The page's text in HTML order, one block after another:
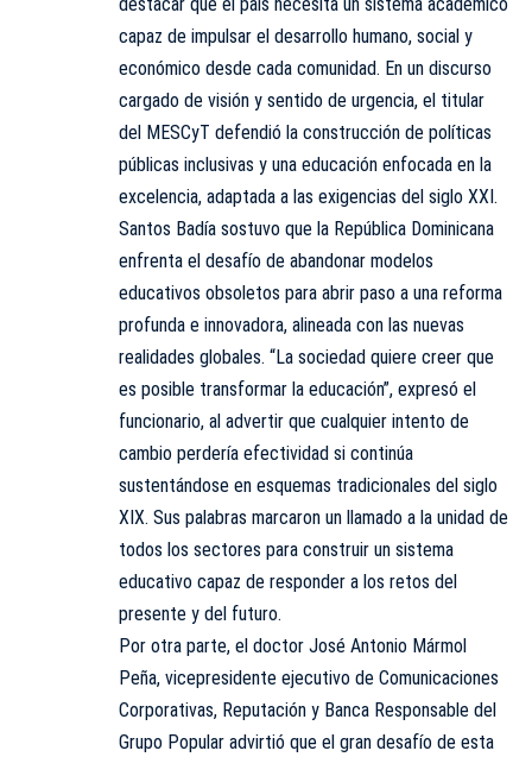
capaz de impulsar el desarrollo humano, social y
económico desde cada comunidad. En un discurso
cargado de visión y sentido de urgencia, el titular
del MESCyT defendió la construcción de políticas
públicas inclusivas y una educación enfocada en la
excelencia, adaptada a las exigencias del siglo XXI.
Santos Badía sostuvo que la República Dominicana
enfrenta el desafío de abandonar modelos
educativos obsoletos para abrir paso a una reforma
profunda e innovadora, alineada con las nuevas
realidades globales. “La sociedad quiere creer que
es posible transformar la educación”, expresó el
funcionario, al advertir que cualquier intento de
cambio perdería efectividad si continúa
sustentándose en esquemas tradicionales del siglo
XIX. Sus palabras marcaron un llamado a la unidad de
todos los sectores para construir un sistema
educativo capaz de responder a los retos del
presente y del futuro.
Por otra parte, el doctor José Antonio Mármol
Peña, vicepresidente ejecutivo de Comunicaciones
Corporativas, Reputación y Banca Responsable del
Grupo Popular advirtió que el gran desafío de esta